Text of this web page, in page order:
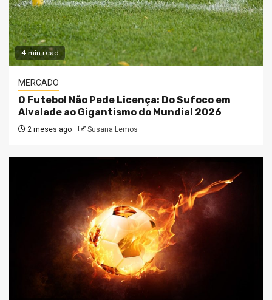
4 min read
MERCADO
O Futebol Não Pede Licença: Do Sufoco em
Alvalade ao Gigantismo do Mundial 2026
2 meses ago Susana Lemos